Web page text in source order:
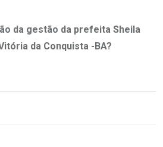
da gestão da prefeita Sheila
da Conquista -BA?